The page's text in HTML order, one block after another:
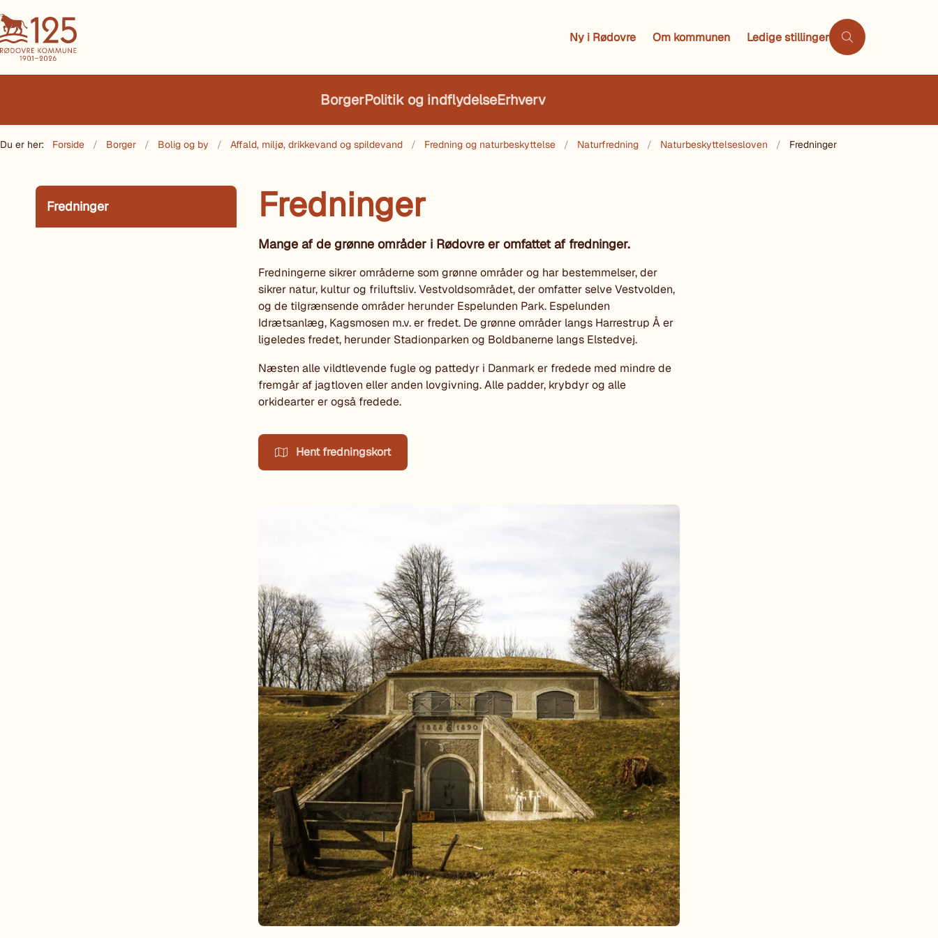
Ny i Rødovre Om kommunen Ledige stillinger
BorgerPolitik og indflydelseErhverv
Du er her: Forside Borger Bolig og by Affald, miljø, drikkevand og spildevand Fredning og naturbeskyttelse Naturfredning Naturbeskyttelsesloven Fredninger
Fredninger Fredninger
Mange af de grønne områder i Rødovre er omfattet af fredninger.
Fredningerne sikrer områderne som grønne områder og har bestemmelser, der
sikrer natur, kultur og friluftsliv. Vestvoldsområdet, der omfatter selve Vestvolden,
og de tilgrænsende områder herunder Espelunden Park. Espelunden
Idrætsanlæg, Kagsmosen m.v. er fredet. De grønne områder langs Harrestrup Å er
ligeledes fredet, herunder Stadionparken og Boldbanerne langs Elstedvej.
Næsten alle vildtlevende fugle og pattedyr i Danmark er fredede med mindre de
fremgår af jagtloven eller anden lovgivning. Alle padder, krybdyr og alle
orkidearter er også fredede.
Hent fredningskort